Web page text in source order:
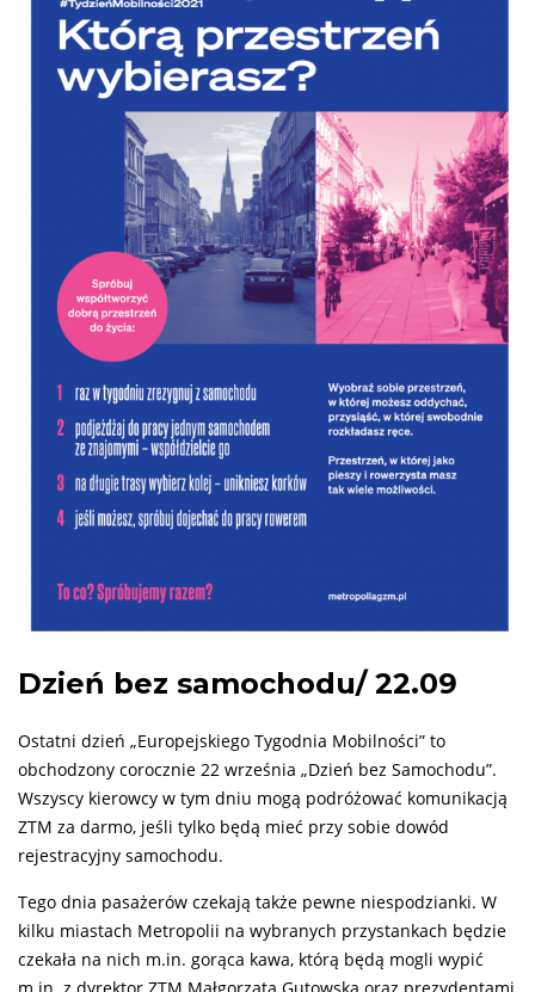
Dzień bez samochodu/ 22.09
Ostatni dzień „Europejskiego Tygodnia Mobilności” to
obchodzony corocznie 22 września „Dzień bez Samochodu”.
Wszyscy kierowcy w tym dniu mogą podróżować komunikacją
ZTM za darmo, jeśli tylko będą mieć przy sobie dowód
rejestracyjny samochodu.
Tego dnia pasażerów czekają także pewne niespodzianki. W
kilku miastach Metropolii na wybranych przystankach będzie
czekała na nich m.in. gorąca kawa, którą będą mogli wypić